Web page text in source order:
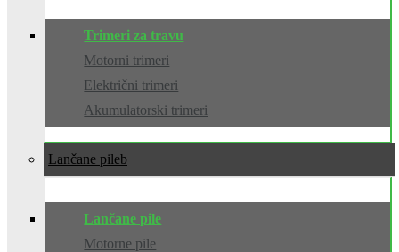
Trimeri za travu
Motorni trimeri
Električni trimeri
Akumulatorski trimeri
Lančane pile
Lančane pile
Motorne pile